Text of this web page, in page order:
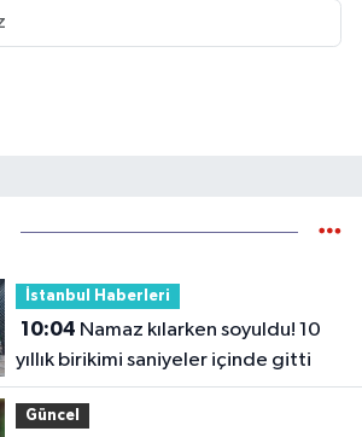
İstanbul Haberleri
10:04
yıllık birikimi saniyeler içinde gitti
Güncel